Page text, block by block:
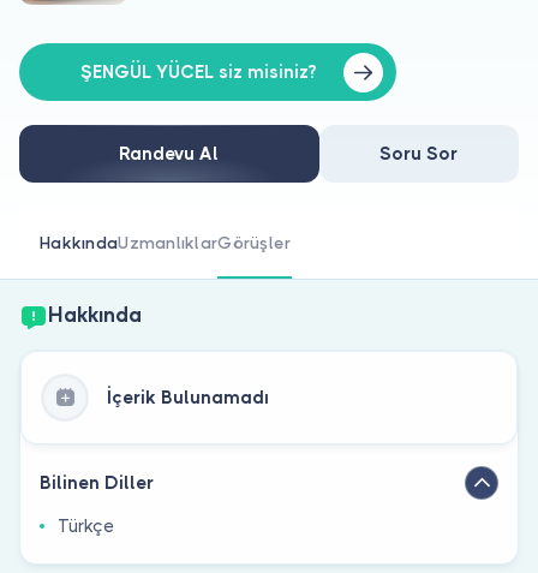
Doktorlar için
Doktor musunuz?
ŞENGÜL YÜCEL siz misiniz?
Randevu Al Soru Sor
HakkındaUzmanlıklarGörüşler
Hakkında
İçerik Bulunamadı
Bilinen Diller
Türkçe